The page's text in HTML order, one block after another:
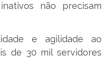
não precisam
e agilidade ao
de 30 mil servidores